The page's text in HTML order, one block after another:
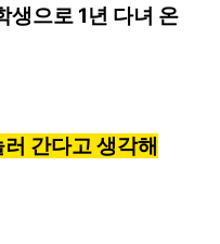
생으로 1년 다녀 온
간다고 생각해